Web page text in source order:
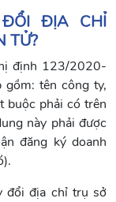
ĐỔI ĐỊA CHỈ
TỬ?
định 123/2020-
tên công ty,
buộc phải có trên
này phải được
đăng ký doanh
đổi địa chỉ trụ sở